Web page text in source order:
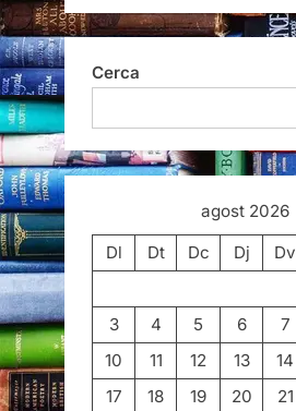
Cerca
agost 2026
Dl
Dt Dc Dj Dv
3
4 5 6 7
10
11 12 13 14
17
18 19 20 21